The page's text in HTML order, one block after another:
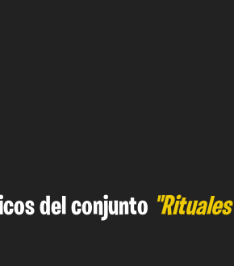
del conjunto "Rituales